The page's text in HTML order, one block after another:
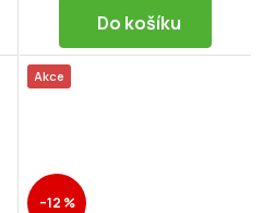
Do košíku
Akce
–12 %